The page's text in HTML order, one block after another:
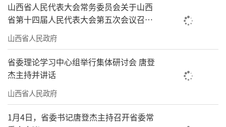
山西省人民代表大会常务委员会关于山西
省第十四届人民代表大会第五次会议召开
时间的决定
山西省人民政府
省委理论学习中心组举行集体研讨会 唐登
杰主持并讲话
山西省人民政府
1月4日，省委书记唐登杰主持召开省委常